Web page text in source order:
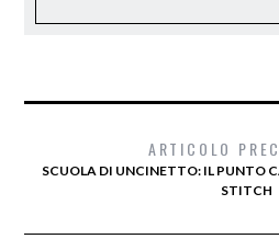
ARTICOLO
SCUOLA DI UNCINETTO: IL PUNTO
STITCH